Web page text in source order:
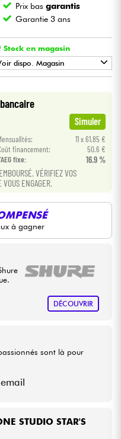
Prix basgarantis
Garantie 3 ans
Stock en magasin
dispo. Magasin
BRUXELLES
Star'SMusic
Music
Simuler
11 x 61.85 €
financement:
50.6 €
fixe: 16.9 %
VÉRIFIEZ VOS
ENGAGER.
à gagner
DÉCOUVRIR
STUDIO STAR'S
sont là pour
email